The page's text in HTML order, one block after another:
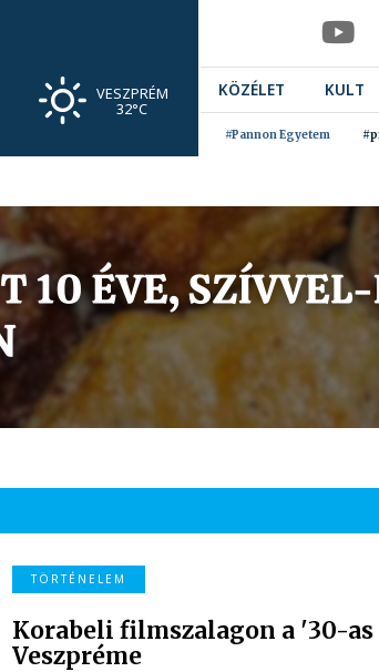
VESZPRÉM
32°C
KÖZÉLET KULT
#Pannon Egyetem
TÖRTÉNELEM
Korabeli filmszalagon a '30-as
Veszpréme